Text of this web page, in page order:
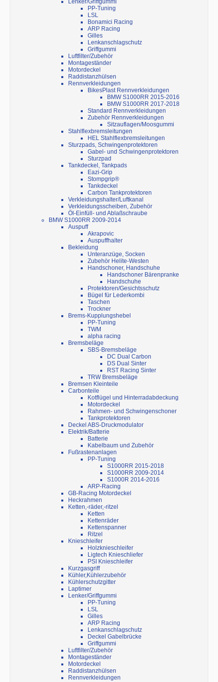
Lenker/Griffgummi
PP-Tuning
LSL
Bonamici Racing
ARP Racing
Gilles
Lenkanschlagschutz
Griffgummi
Luftfilter/Zubehör
Montageständer
Motordeckel
Raddistanzhülsen
Rennverkleidungen
BikesPlast Rennverkleidungen
BMW S1000RR 2015-2016
BMW S1000RR 2017-2018
Standard Rennverkleidungen
Zubehör Rennverkleidungen
Sitzauflagen/Moosgummi
Stahlflexbremsleitungen
HEL Stahlflexbremsleitungen
Sturzpads, Schwingenprotektoren
Gabel- und Schwingenprotektoren
Sturzpad
Tankdeckel, Tankpads
Eazi-Grip
Stompgrip®
Tankdeckel
Carbon Tankprotektoren
Verkleidungshalter/Luftkanal
Verkleidungsscheiben, Zubehör
Öl-Einfüll- und Ablaßschraube
BMW S1000RR 2009-2014
Auspuff
Akrapovic
Auspuffhalter
Bekleidung
Unteranzüge, Socken
Zubehör Helite-Westen
Handschoner, Handschuhe
Handschoner Bärenpranke
Handschuhe
Protektoren/Gesichtsschutz
Bügel für Lederkombi
Taschen
Trockner
Brems-Kupplungshebel
PP-Tuning
TWM
alpha racing
Bremsbeläge
SBS-Bremsbeläge
DC Dual Carbon
DS Dual Sinter
RST Racing Sinter
TRW Bremsbeläge
Bremsen Kleinteile
Carbonteile
Kotflügel und Hinterradabdeckung
Motordeckel
Rahmen- und Schwingenschoner
Tankprotektoren
Deckel ABS-Druckmodulator
Elektrik/Batterie
Batterie
Kabelbaum und Zubehör
Fußrastenanlagen
PP-Tuning
S1000RR 2015-2018
S1000RR 2009-2014
S1000R 2014-2016
ARP-Racing
GB-Racing Motordeckel
Heckrahmen
Ketten,-räder,-ritzel
Ketten
Kettenräder
Kettenspanner
Ritzel
Knieschleifer
Holzknieschleifer
Ligtech Knieschliefer
PSI Knieschleifer
Kurzgasgriff
Kühler,Kühlerzubehör
Kühlerschutzgitter
Laptimer
Lenker/Griffgummi
PP-Tuning
LSL
Gilles
ARP Racing
Lenkanschlagschutz
Deckel Gabelbrücke
Griffgummi
Luftfilter/Zubehör
Montageständer
Motordeckel
Raddistanzhülsen
Rennverkleidungen